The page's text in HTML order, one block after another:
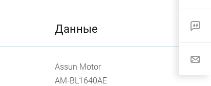
Данные
Assun Motor
AM-BL1640AE